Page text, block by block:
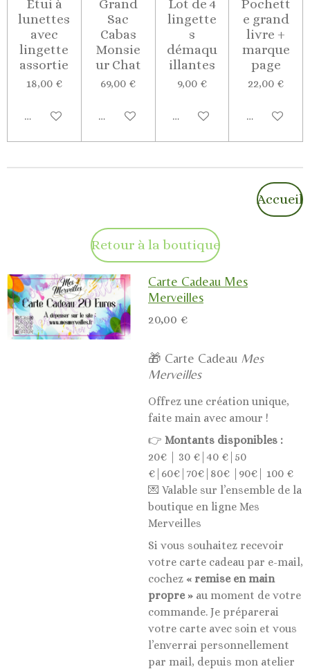
Etui à
lunettes
avec
lingette
assortie
18,00 €
Ajouter au panier
Grand
Sac
Cabas
Monsie
ur Chat
69,00 €
Ajouter au panier
Lot de 4
lingette
s
démaqu
illantes
9,00 €
Ajouter au panier
Pochett
e grand
livre +
marque
page
22,00 €
Ajouter au
Accueil
Retour à la boutique
Carte Cadeau Mes
Merveilles
20,00 €
🎁 Carte Cadeau Mes
Merveilles
Offrez une création unique,
faite main avec amour !
👉 Montants disponibles :
20€ | 30 €|40 €|50
€|60€|70€|80€ |90€| 100 €
💌 Valable sur l’ensemble de la
boutique en ligne Mes
Merveilles
Si vous souhaitez recevoir
votre carte cadeau par e-mail,
cochez « remise en main
propre » au moment de votre
commande. Je préparerai
votre carte avec soin et vous
l’enverrai personnellement
par mail, depuis mon atelier